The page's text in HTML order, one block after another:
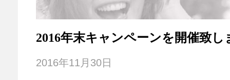
2016年末キャンペーンを開催致し
2016年11月30日